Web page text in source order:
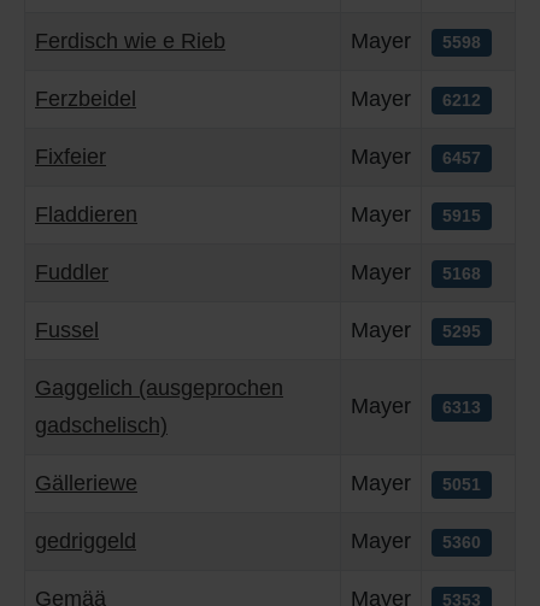
Ferdisch wie e Rieb Mayer 5598
Ferzbeidel Mayer 6212
Fixfeier Mayer 6457
Fladdieren Mayer 5915
Fuddler Mayer 5168
Fussel Mayer 5295
Gaggelich (ausgeprochen
gadschelisch)
Mayer 6313
Gälleriewe Mayer 5051
gedriggeld Mayer 5360
Gemää Mayer 5353